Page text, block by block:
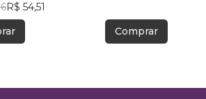
R$ 54,51
Comprar